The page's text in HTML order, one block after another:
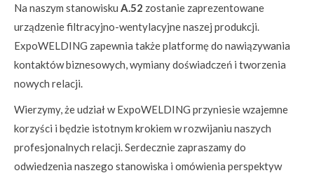
Na naszym stanowisku A.52 zostanie zaprezentowane
urządzenie filtracyjno-wentylacyjne naszej produkcji.
ExpoWELDING zapewnia także platformę do nawiązywania
kontaktów biznesowych, wymiany doświadczeń i tworzenia
nowych relacji.
Wierzymy, że udział w ExpoWELDING przyniesie wzajemne
korzyści i będzie istotnym krokiem w rozwijaniu naszych
profesjonalnych relacji. Serdecznie zapraszamy do
odwiedzenia naszego stanowiska i omówienia perspektyw